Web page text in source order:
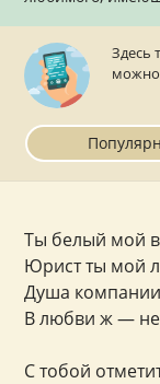
поздравить с
причем, сделать
к вашим услугам!
Здесь
можно
Ты белый мой
Юрист ты мой
Душа
В любви ж —
С тобой